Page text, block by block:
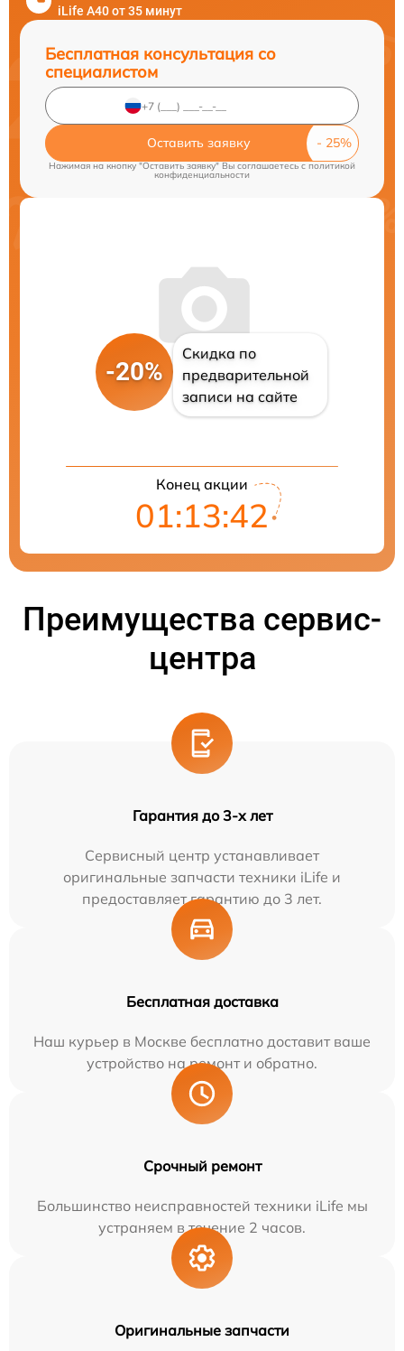
iLife A40 от 35 минут
Бесплатная консультация со
специалистом
Оставить заявку
Нажимая на кнопку "Оставить заявку" Вы соглашаетесь c политикой
конфиденциальности
-20%
Скидка по
предварительной
записи на сайте
Конец акции
01:13:41
Преимущества сервис-
центра
Гарантия до 3-х лет
Сервисный центр устанавливает
оригинальные запчасти техники iLife и
предоставляет гарантию до 3 лет.
Бесплатная доставка
Наш курьер в Москве бесплатно доставит ваше
устройство на ремонт и обратно.
Срочный ремонт
Большинство неисправностей техники iLife мы
устраняем в течение 2 часов.
Оригинальные запчасти